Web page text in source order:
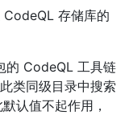
存储库的
的 CodeQL 工具链
类同级目录中搜索
认值不起作用，